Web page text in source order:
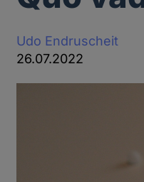
Udo Endruscheit
26.07.2022